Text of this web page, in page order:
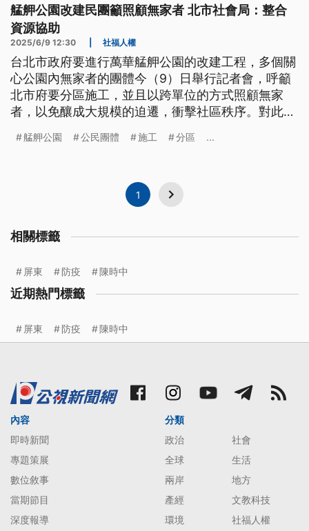
艋舺公園改建民團籲照顧無家者 北市社會局：整合
資源協助
2025/6/9 12:30 社福人權
台北市政府要進行萬華艋舺公園的改建工程，多個關
心公園內無家者的團體今（9）日舉行記者會，呼籲
北市府要分區施工，並且以跨單位的方式照顧無家
者，以免釀成大規模的迫遷，衝擊社區秩序。對此北
會局則強調，市府會整合資源，從安置等方式多管齊
艋舺公園 公民團體 施工 分區 ...
1
相關標籤
屏東 防疫 陳時中
近期熱門標籤
屏東 防疫 陳時中
內容
即時新聞
專題策展
數位敘事
當期節目
深度報導
分類
政治
社會
全球
生活
兩岸
地方
產經
文教科技
環境
社福人權